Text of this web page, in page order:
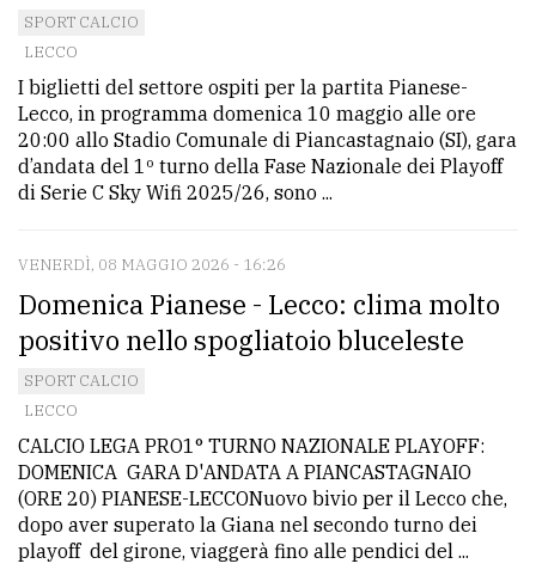
SPORT CALCIO
LECCO
I biglietti del settore ospiti per la partita Pianese-
Lecco, in programma domenica 10 maggio alle ore
20:00 allo Stadio Comunale di Piancastagnaio (SI), gara
d’andata del 1º turno della Fase Nazionale dei Playoff
di Serie C Sky Wifi 2025/26, sono ...
VENERDÌ, 08 MAGGIO 2026 - 16:26
Domenica Pianese - Lecco: clima molto
positivo nello spogliatoio bluceleste
SPORT CALCIO
LECCO
CALCIO LEGA PRO1° TURNO NAZIONALE PLAYOFF:
DOMENICA GARA D'ANDATA A PIANCASTAGNAIO
(ORE 20) PIANESE-LECCONuovo bivio per il Lecco che,
dopo aver superato la Giana nel secondo turno dei
playoff del girone, viaggerà fino alle pendici del ...